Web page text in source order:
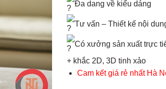
Đa dang về kiểu dáng
Tư vấn – Thiết kế nội
Có xưởng sản xuất trực
+ khắc 2D, 3D tinh xảo
Cam kết giá rẻ nhất Hà